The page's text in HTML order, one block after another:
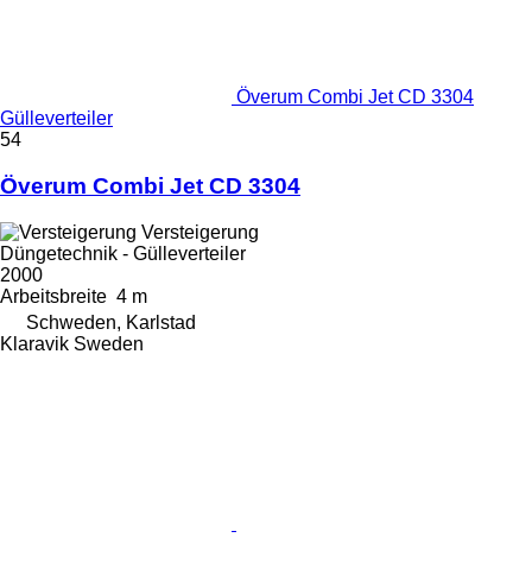
Överum Combi Jet CD 3304
Gülleverteiler
54
Överum Combi Jet CD 3304
Versteigerung
Düngetechnik - Gülleverteiler
2000
Arbeitsbreite 4 m
Schweden, Karlstad
Klaravik Sweden